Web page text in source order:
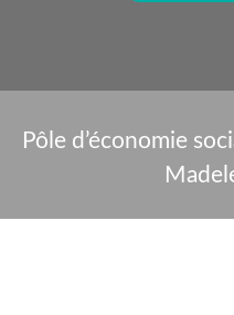
Pôle d’économie